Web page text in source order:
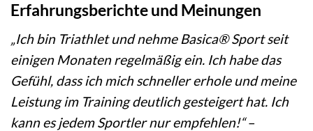
Erfahrungsberichte und Meinungen
„Ich bin Triathlet und nehme Basica® Sport seit
einigen Monaten regelmäßig ein. Ich habe das
Gefühl, dass ich mich schneller erhole und meine
Leistung im Training deutlich gesteigert hat. Ich
kann es jedem Sportler nur empfehlen!“–